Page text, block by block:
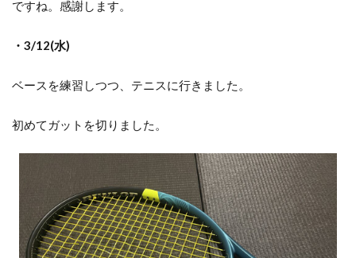
ですね。感謝します。
・3/12(水)
ベースを練習しつつ、テニスに行きました。
初めてガットを切りました。